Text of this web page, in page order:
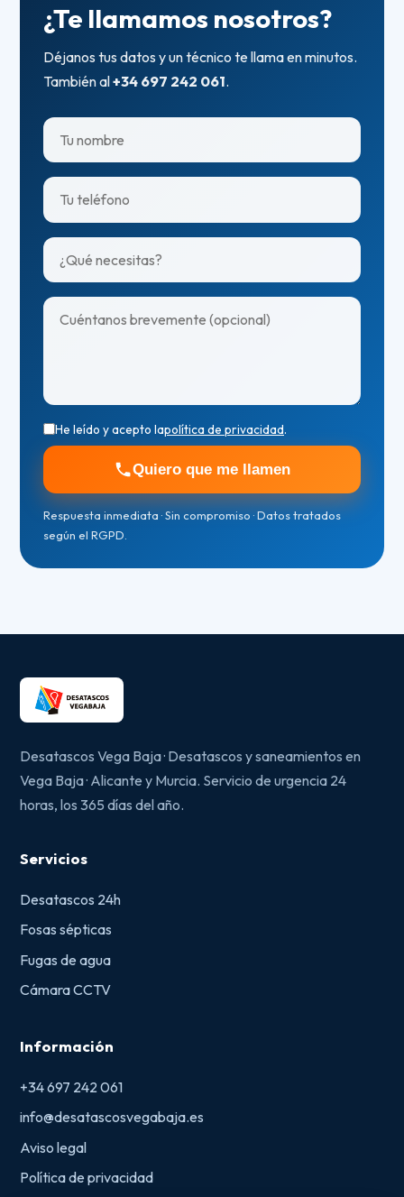
¿Te llamamos nosotros?
Déjanos tus datos y un técnico te llama en minutos.
También al+34 697 242 061.
He leído y acepto lapolítica de privacidad.
Quiero que me llamen
Respuesta inmediata · Sin compromiso · Datos tratados
según el RGPD.
Desatascos Vega Baja · Desatascos y saneamientos en
Vega Baja · Alicante y Murcia. Servicio de urgencia 24
horas, los 365 días del año.
Servicios
Desatascos 24h
Fosas sépticas
Fugas de agua
Cámara CCTV
Información
+34 697 242 061
info@desatascosvegabaja.es
Aviso legal
Política de privacidad